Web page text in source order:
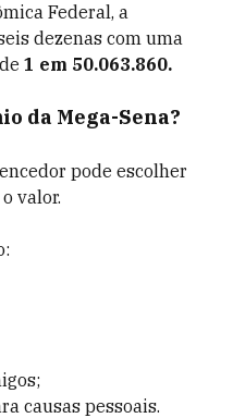
Federal, a
dezenas com uma
1 em 50.063.860.
da Mega-Sena?
pode escolher
valor.
causas pessoais.